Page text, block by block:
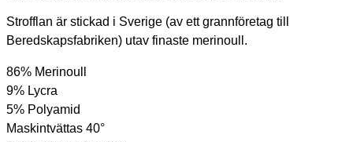
Strofflan är stickad i Sverige (av ett grannföretag till
Beredskapsfabriken) utav finaste merinoull.
86% Merinoull
9% Lycra
5% Polyamid
Maskintvättas 40°